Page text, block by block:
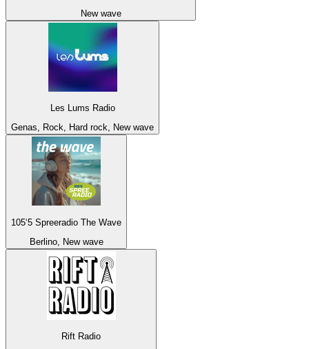
New wave
Les Lums Radio
Genas, Rock, Hard rock, New wave
105‘5 Spreeradio The Wave
Berlino, New wave
Rift Radio